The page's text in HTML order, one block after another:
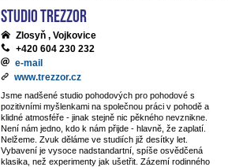
STUDIO TREZZOR
Zlosyň , Vojkovice
+420 604 230 232
e-mail
www.trezzor.cz
Jsme nadšené studio pohodových pro pohodové s
pozitivními myšlenkami na společnou práci v pohodě a
klidné atmosféře - jinak stejně nic pěkného nevznikne.
Není nám jedno, kdo k nám přijde - hlavně, že zaplatí.
Nelžeme. Zvuk děláme ve studiích již desítky let.
Vybavení je vysoce nadstandartní, spíše osvědčená
klasika, než experimenty jak ušetřit. Zázemí rodinného